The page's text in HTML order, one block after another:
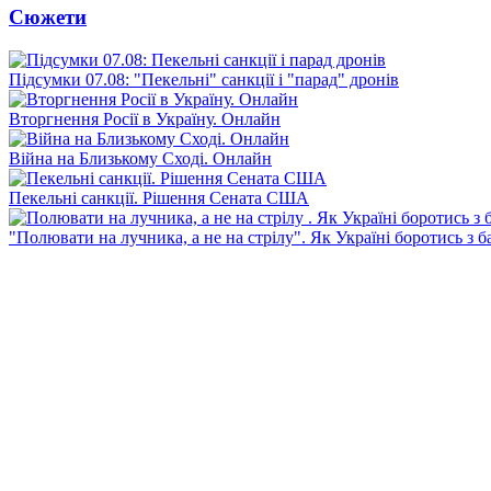
Сюжети
Підсумки 07.08: "Пекельні" санкції і "парад" дронів
Вторгнення Росії в Україну. Онлайн
Війна на Близькому Сході. Онлайн
Пекельні санкції. Рішення Сената США
"Полювати на лучника, а не на стрілу". Як Україні боротись з